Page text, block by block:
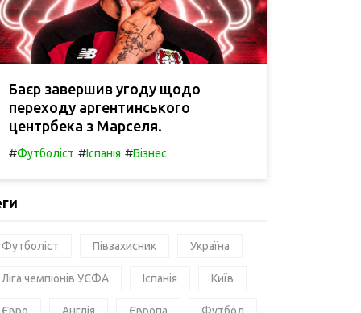
Баєр завершив угоду щодо
переходу аргентинського
центрбека з Марселя.
#Футболіст #Іспанія #Бізнес
Футболіст Півзахисник Україна
Ліга чемпіонів УЄФА Іспанія Київ